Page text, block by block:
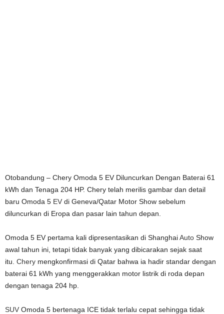
Otobandung – Chery Omoda 5 EV Diluncurkan Dengan Baterai 61
kWh dan Tenaga 204 HP. Chery telah merilis gambar dan detail
baru Omoda 5 EV di Geneva/Qatar Motor Show sebelum
diluncurkan di Eropa dan pasar lain tahun depan.
Omoda 5 EV pertama kali dipresentasikan di ShanghaiAuto Show
awal tahun ini, tetapi tidak banyak yang dibicarakan sejak saat
itu. Chery mengkonfirmasi di Qatar bahwa ia hadir standar dengan
baterai 61 kWh yang menggerakkan motor listrik di roda depan
dengan tenaga 204 hp.
SUV Omoda 5 bertenaga ICE tidak terlalu cepat sehingga tidak